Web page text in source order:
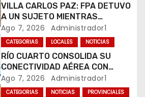
VILLA CARLOS PAZ: FPA DETUVO
A UN SUJETO MIENTRAS
COMERCIALIZABA COCAÍNA Y
MARIHUANA EN UNA PLAZA
Ago 7, 2026 Administrador1
CATEGORIAS LOCALES NOTICIAS
RÍO CUARTO CONSOLIDA SU
CONECTIVIDAD AÉREA CON
CUATRO VUELOS SEMANALES A
BUENOS AIRES
Ago 7, 2026 Administrador1
CATEGORIAS NOTICIAS PROVINCIALES